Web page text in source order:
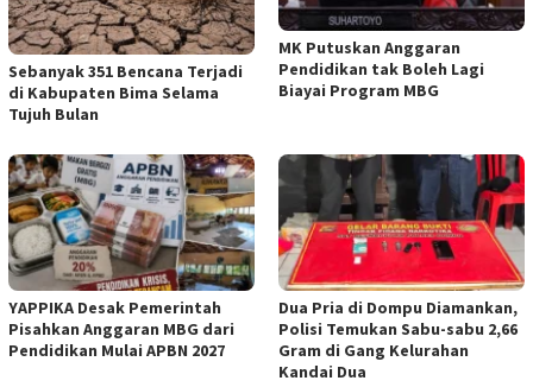
Sebanyak 351 Bencana Terjadi
di Kabupaten Bima Selama
Tujuh Bulan
MK Putuskan Anggaran
Pendidikan tak Boleh Lagi
Biayai Program MBG
YAPPIKA Desak Pemerintah
Pisahkan Anggaran MBG dari
Pendidikan Mulai APBN 2027
Dua Pria di Dompu Diamankan,
Polisi Temukan Sabu-sabu 2,66
Gram di Gang Kelurahan
Kandai Dua